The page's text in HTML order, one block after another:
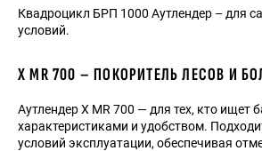
Квадроцикл БРП 1000 Аутлендер – для
условий.
X MR 700 – ПОКОРИТЕЛЬ ЛЕСОВ И
Аутлендер X MR 700 — для тех, кто ищет
характеристиками и удобством.
условий эксплуатации, обеспечивая